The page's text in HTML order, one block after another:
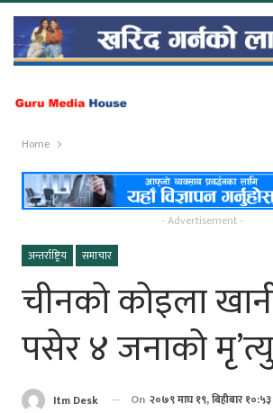
Home
- Advertisement -
अन्तर्राष्ट्रिय
समाचार
चीनको कोइला
पसेर ४ जनाको मृ’त्यु
Itm Desk On २०७९ माघ १९, बिहीबार १०:५३